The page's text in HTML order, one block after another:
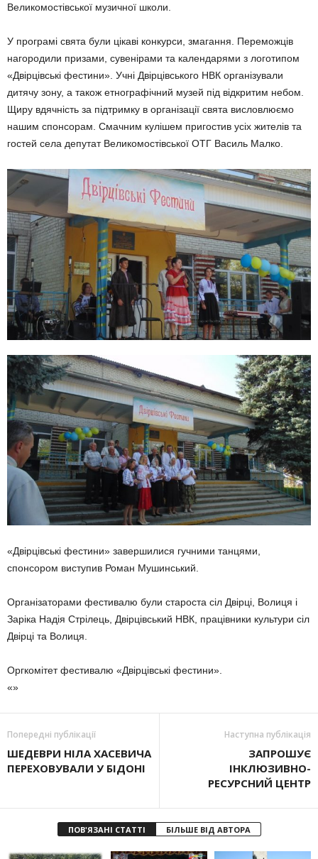
Великомостівської музичної школи.
У програмі свята були цікаві конкурси, змагання. Переможців
нагородили призами, сувенірами та календарями з логотипом
«Двірцівські фестини». Учні Двірцівського НВК організували
дитячу зону, а також етнографічний музей під відкритим небом.
Щиру вдячність за підтримку в організації свята висловлюємо
нашим спонсорам. Смачним кулішем пригостив усіх жителів та
гостей села депутат Великомостівської ОТГ Василь Малко.
«Двірцівські фестини» завершилися гучними танцями,
спонсором виступив Роман Мушинський.
Організаторами фестивалю були староста сіл Двірці, Волиця і
Заріка Надія Стрілець, Двірцівський НВК, працівники культури сіл
Двірці та Волиця.
Оргкомітет фестивалю «Двірцівські фестини».
«»
Попередні публікації
ШЕДЕВРИ НІЛА ХАСЕВИЧА
ПЕРЕХОВУВАЛИ У БІДОНІ
Наступна публікація
ЗАПРОШУЄ
ІНКЛЮЗИВНО-
РЕСУРСНИЙ ЦЕНТР
ПОВ'ЯЗАНІ СТАТТІ БІЛЬШЕ ВІД АВТОРА